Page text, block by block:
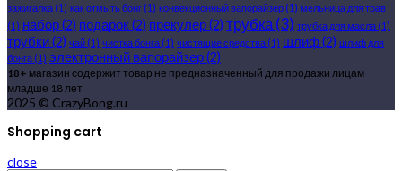
зажигалка (1) как отмыть бонг (1) конвекционный вапорайзер (1) мельница для трав
(1) набор(2) подарок(2) прекулер(2) трубка(3) трубка для масла (1)
трубки(2) чай (1) чистка бонга (1) чистящие средства (1) шлиф(2) шлиф для
бонга (1) электронный вапорайзер(2)
18+ магазин содержит товар не предназначенный для продажи лицам
младше 18 лет
2025 © CrazyBong.ru
Shopping cart
close